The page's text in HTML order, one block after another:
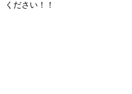
ください！！